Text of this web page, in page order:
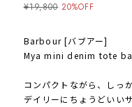
¥19,800 20%OFF
Barbour [バブアー]
Mya mini denim tote
コンパクトながら、しっ
デイリーにちょうどいい